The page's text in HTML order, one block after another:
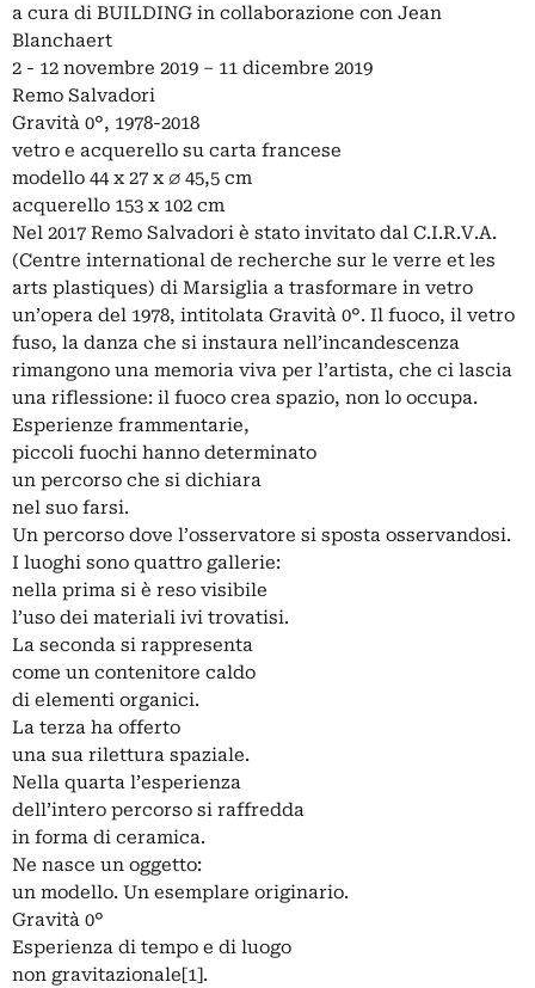
a cura di BUILDING in collaborazione con Jean
Blanchaert
2 - 12 novembre 2019 – 11 dicembre 2019
Remo Salvadori
Gravità 0°, 1978-2018
vetro e acquerello su carta francese
modello 44 x 27 x ∅ 45,5 cm
acquerello 153 x 102 cm
Nel 2017 Remo Salvadori è stato invitato dal C.I.R.V.A.
(Centre international de recherche sur le verre et les
arts plastiques) di Marsiglia a trasformare in vetro
un’opera del 1978, intitolata Gravità 0°. Il fuoco, il vetro
fuso, la danza che si instaura nell’incandescenza
rimangono una memoria viva per l’artista, che ci lascia
una riflessione: il fuoco crea spazio, non lo occupa.
Esperienze frammentarie,
piccoli fuochi hanno determinato
un percorso che si dichiara
nel suo farsi.
Un percorso dove l’osservatore si sposta osservandosi.
I luoghi sono quattro gallerie:
nella prima si è reso visibile
l’uso dei materiali ivi trovatisi.
La seconda si rappresenta
come un contenitore caldo
di elementi organici.
La terza ha offerto
una sua rilettura spaziale.
Nella quarta l’esperienza
dell’intero percorso si raffredda
in forma di ceramica.
Ne nasce un oggetto:
un modello. Un esemplare originario.
Gravità 0°
Esperienza di tempo e di luogo
non gravitazionale[1].